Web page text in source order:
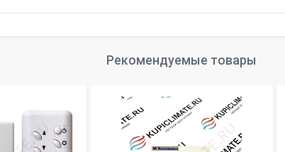
Рекомендуемые товары